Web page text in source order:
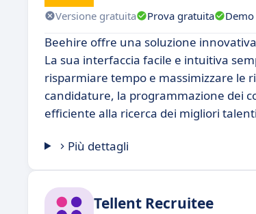
Versione gratuita Prova gratuita
Beehire offre una soluzione
La sua interfaccia facile e intuitiva
risparmiare tempo e massimizzare le
candidature, la programmazione dei
efficiente alla ricerca dei migliori
Più dettagli
Tellent Recruitee